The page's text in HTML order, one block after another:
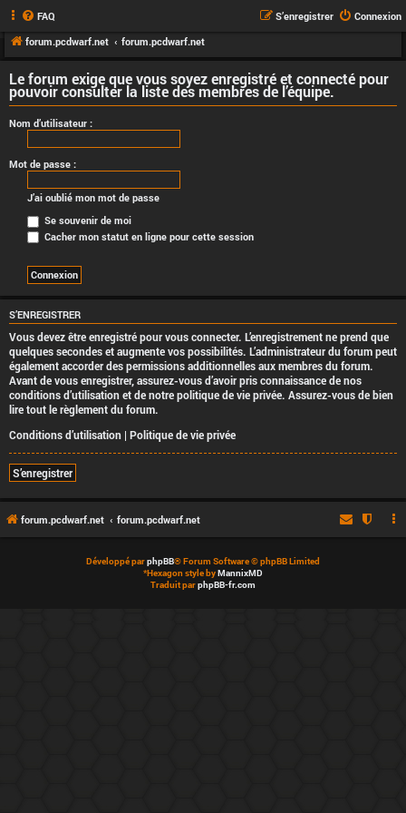
FAQ Connexion
S’enregistrer
forum.pcdwarf.net
forum.pcdwarf.net
Le forum exige que vous soyez enregistré et connecté pour
pouvoir consulter la liste des membres de l’équipe.
Nom d’utilisateur :
Mot de passe :
J’ai oublié mon mot de passe
Se souvenir de moi
Cacher mon statut en ligne pour cette session
S’ENREGISTRER
Vous devez être enregistré pour vous connecter. L’enregistrement ne prend que
quelques secondes et augmente vos possibilités. L’administrateur du forum peut
également accorder des permissions additionnelles aux membres du forum.
Avant de vous enregistrer, assurez-vous d’avoir pris connaissance de nos
conditions d’utilisation et de notre politique de vie privée. Assurez-vous de bien
lire tout le règlement du forum.
Conditions d’utilisation | Politique de vie privée
S’enregistrer
forum.pcdwarf.net forum.pcdwarf.net
Développé parphpBB® Forum Software © phpBB Limited
*Hexagon style byMannixMD
Traduit parphpBB-fr.com